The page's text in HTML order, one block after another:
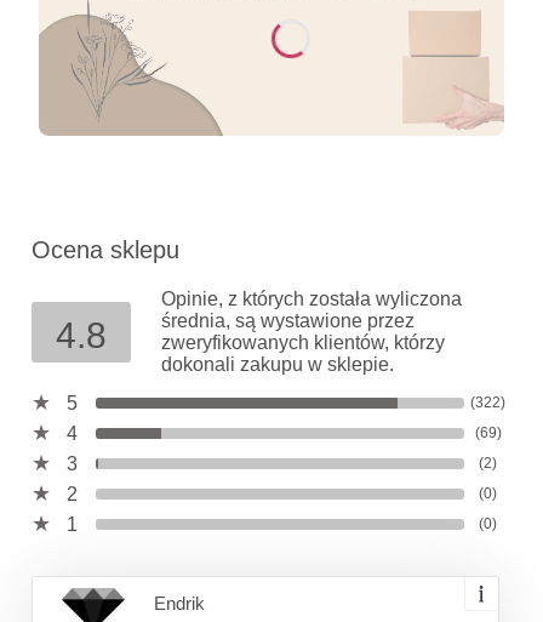
Ocena sklepu
4.8
Opinie, z których została wyliczona
średnia, są wystawione przez
zweryfikowanych klientów, którzy
dokonali zakupu w sklepie.
5
(322)
4 (69)
3 (2)
2 (0)
1 (0)
Endrik